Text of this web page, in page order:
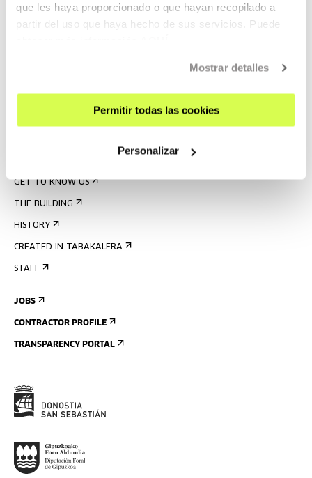
que les haya proporcionado o que hayan recopilado a
partir del uso que haya hecho de sus servicios. Puede
Mostrar detalles
Permitir todas las cookies
Personalizar
ACCESSIBILITY
SEND US YOUR PROPOSAL
GET TO KNOW US
THE BUILDING
HISTORY
CREATED IN TABAKALERA
STAFF
JOBS
CONTRACTOR PROFILE
TRANSPARENCY PORTAL